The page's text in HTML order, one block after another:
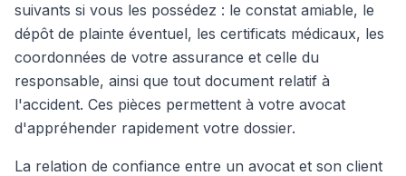
suivants si vous les possédez : le constat amiable, le
dépôt de plainte éventuel, les certificats médicaux, les
coordonnées de votre assurance et celle du
responsable, ainsi que tout document relatif à
l'accident. Ces pièces permettent à votre avocat
d'appréhender rapidement votre dossier.
La relation de confiance entre un avocat et son client